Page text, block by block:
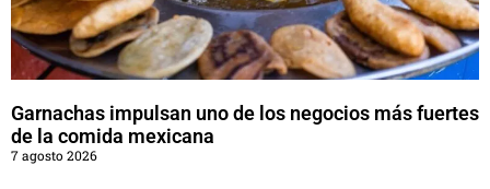
Garnachas impulsan uno de los negocios más fuertes
de la comida mexicana
7 agosto 2026